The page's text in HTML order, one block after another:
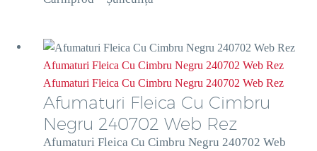
Afumaturi Fleica Cu Cimbru Negru 240702 Web Rez
Afumaturi Fleica Cu Cimbru Negru 240702 Web Rez
Afumaturi Fleica Cu Cimbru
Negru 240702 Web Rez
Afumaturi Fleica Cu Cimbru Negru 240702 Web